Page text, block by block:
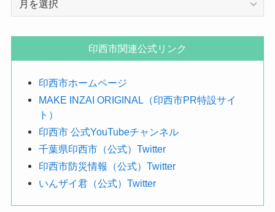
す
印西市関連公式リンク
印西市ホームページ
MAKE INZAI ORIGINAL（印西市PR特設サイ
ト）
印西市 公式YouTubeチャンネル
千葉県印西市（公式）Twitter
印西市防災情報（公式）Twitter
いんザイ君（公式）Twitter